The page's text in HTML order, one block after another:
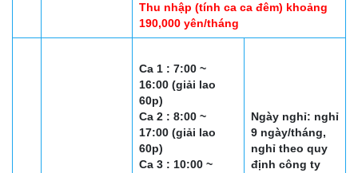
Thu nhập (tính ca ca đêm) khoảng
190,000 yên/tháng
Ca 1 : 7:00 ~
16:00 (giải lao
60p)
Ca 2 : 8:00 ~
17:00 (giải lao
60p)
Ca 3 : 10:00 ~
Ngày nghỉ: nghỉ
9 ngày/tháng,
nghỉ theo quy
định công ty